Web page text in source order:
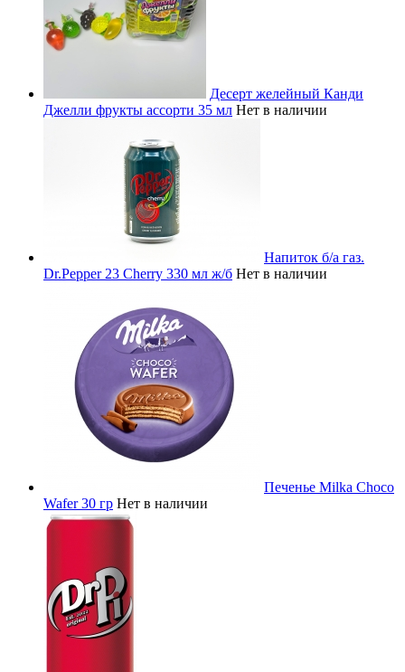
Десерт желейный Канди
Джелли фрукты ассорти 35 мл Нет в наличии
Напиток б/а газ.
Dr.Pepper 23 Cherry 330 мл ж/б Нет в наличии
Печенье Milka Choco
Wafer 30 гр Нет в наличии